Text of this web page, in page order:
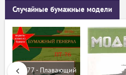
Случайные бумажные модели
№677 - Плавающий